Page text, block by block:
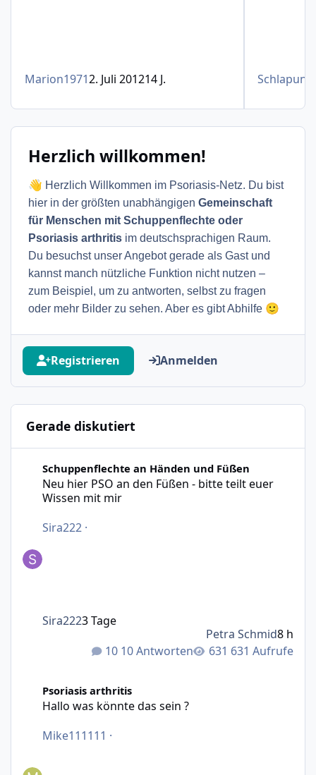
Marion19712. Juli 201214 J.
Herzlich willkommen!
👋 Herzlich Willkommen im Psoriasis-Netz. Du bist
hier in der größten unabhängigen Gemeinschaft
für Menschen mit Schuppenflechte oder
Psoriasis arthritis im deutschsprachigen Raum.
Du besuchst unser Angebot gerade als Gast und
kannst manch nützliche Funktion nicht nutzen –
zum Beispiel, um zu antworten, selbst zu fragen
oder mehr Bilder zu sehen. Aber es gibt Abhilfe 🙂
Registrieren Anmelden
Gerade diskutiert
Schuppenflechte an Händen und Füßen
Neu hier PSO an den Füßen - bitte teilt euer
Wissen mit mir
Sira222 ·
10 Antworten 631 Aufrufe
Sira2223 Tage
Petra Schmid8 h
Psoriasis arthritis
Hallo was könnte das sein ?
Mike111111 ·